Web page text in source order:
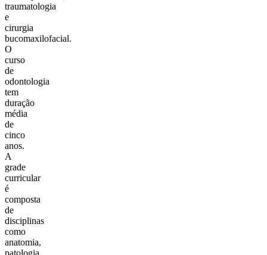
traumatologia
e
cirurgia
bucomaxilofacial.
O
curso
de
odontologia
tem
duração
média
de
cinco
anos.
A
grade
curricular
é
composta
de
disciplinas
como
anatomia,
patologia